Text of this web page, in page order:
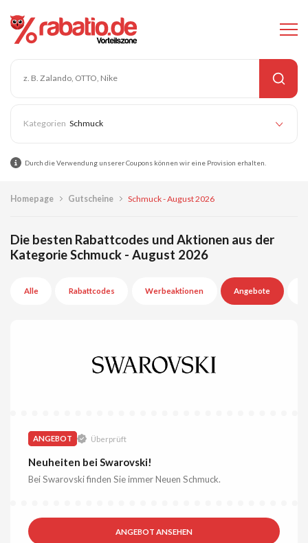
Schmuck
Durch die Verwendung unserer Coupons können wir eine Provision erhalten.
Homepage Gutscheine Schmuck - August 2026
Die besten Rabattcodes und Aktionen aus der
Kategorie Schmuck - August 2026
Alle Rabattcodes Werbeaktionen Angebote
ANGEBOT Überprüft
Neuheiten bei Swarovski!
Bei Swarovski finden Sie immer Neuen Schmuck.
ANGEBOT ANSEHEN